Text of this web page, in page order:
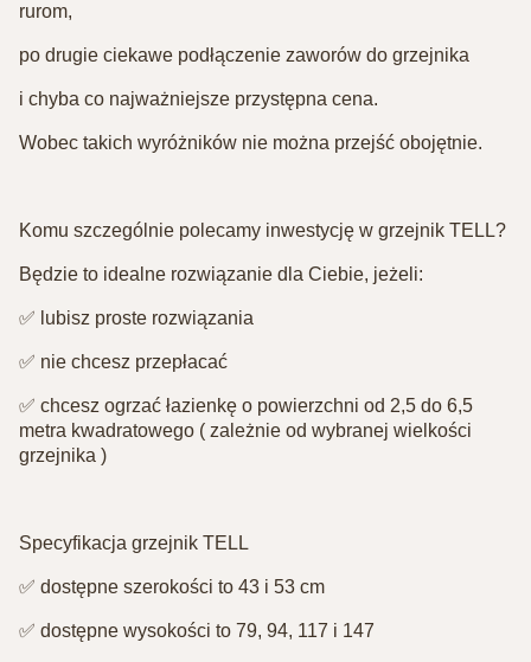
rurom,⁣
po drugie ciekawe podłączenie zaworów do grzejnika⁣
i chyba co najważniejsze przystępna cena. ⁣
Wobec takich wyróżników nie można przejść obojętnie.⁣
Komu szczególnie polecamy inwestycję w grzejnik TELL?⁣
Będzie to idealne rozwiązanie dla Ciebie, jeżeli:⁣
✅ lubisz proste rozwiązania⁣
✅ nie chcesz przepłacać⁣
✅ chcesz ogrzać łazienkę o powierzchni od 2,5 do 6,5
metra kwadratowego ( zależnie od wybranej wielkości
grzejnika )⁣
⁣Specyfikacja grzejnik TELL⁣
✅ dostępne szerokości to 43 i 53 cm⁣
✅ dostępne wysokości to 79, 94, 117 i 147⁣